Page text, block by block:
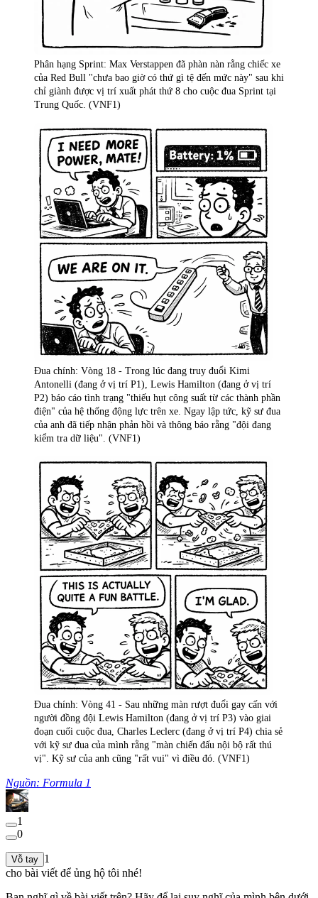
Phân hạng Sprint: Max Verstappen đã phàn nàn rằng chiếc xe
của Red Bull "chưa bao giờ có thứ gì tệ đến mức này" sau khi
chỉ giành được vị trí xuất phát thứ 8 cho cuộc đua Sprint tại
Trung Quốc. (VNF1)
Đua chính: Vòng 18 - Trong lúc đang truy đuổi Kimi
Antonelli (đang ở vị trí P1), Lewis Hamilton (đang ở vị trí
P2) báo cáo tình trạng "thiếu hụt công suất từ các thành phần
điện" của hệ thống động lực trên xe. Ngay lập tức, kỹ sư đua
của anh đã tiếp nhận phản hồi và thông báo rằng "đội đang
kiểm tra dữ liệu". (VNF1)
Đua chính: Vòng 41 - Sau những màn rượt đuổi gay cấn với
người đồng đội Lewis Hamilton (đang ở vị trí P3) vào giai
đoạn cuối cuộc đua, Charles Leclerc (đang ở vị trí P4) chia sẻ
với kỹ sư đua của mình rằng "màn chiến đấu nội bộ rất thú
vị". Kỹ sư của anh cũng "rất vui" vì điều đó. (VNF1)
Nguồn: Formula 1
1
0
Vỗ tay 1
cho bài viết để ủng hộ tôi nhé!